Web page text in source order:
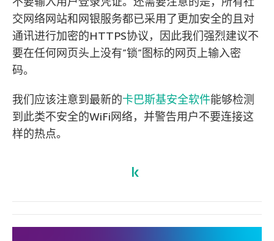
交网络网站和网银服务都已采用了更加安全的且对
通讯进行加密的HTTPS协议，因此我们强烈建议不
要在任何网页头上没有”锁”图标的网页上输入密
码。
我们应该注意到最新的卡巴斯基安全软件能够检测
到此类不安全的WiFi网络，并警告用户不要连接这
样的热点。